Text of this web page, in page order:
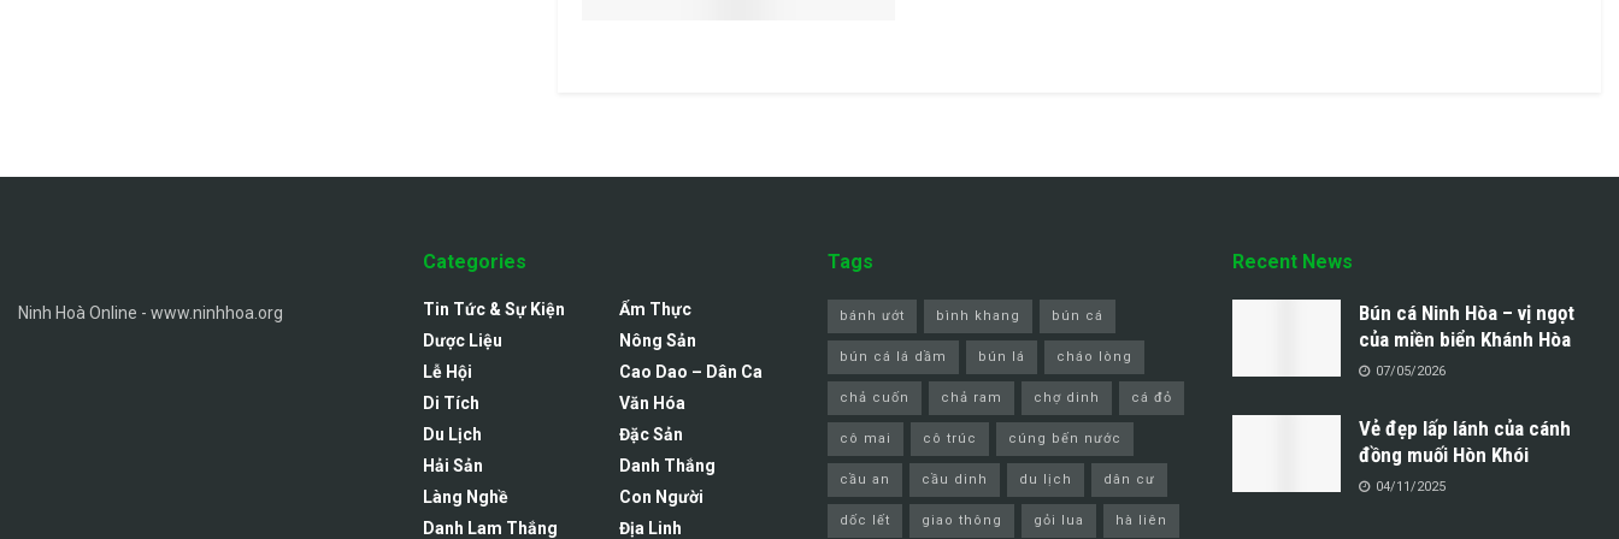
Ninh Hoà Online - www.ninhhoa.org
Categories
Tin Tức & Sự Kiện
Dược Liệu
Lễ Hội
Di Tích
Du Lịch
Hải Sản
Làng Nghề
Danh Lam Thắng
Ẩm Thực
Nông Sản
Cao Dao – Dân Ca
Văn Hóa
Đặc Sản
Danh Thắng
Con Người
Địa Linh
Tags
bánh ướt bình khang bún cá
bún cá lá dầm bún lá cháo lòng
chả cuốn chả ram chợ dinh cá đỏ
cô mai cô trúc cúng bến nước
cầu an cầu dinh du lịch dân cư
dốc lết giao thông gỏi lua hà liên
Recent News
Bún cá Ninh Hòa – vị ngọt
của miền biển Khánh Hòa
07/05/2026
Vẻ đẹp lấp lánh của cánh
đồng muối Hòn Khói
04/11/2025